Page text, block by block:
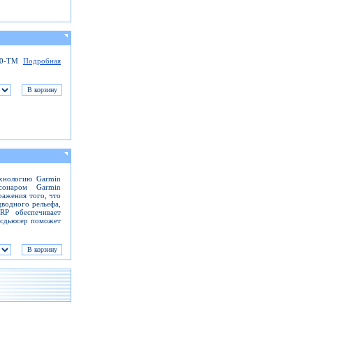
TM Подробная
Garmin
Garmin
того, что
рельефа,
обеспечивает
поможет